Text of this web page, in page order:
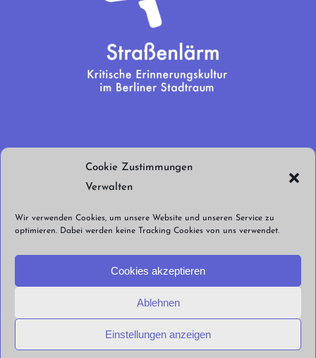
Cookie Zustimmungen
Verwalten
Wir verwenden Cookies, um unsere Website und unseren Service zu
optimieren. Dabei werden keine Tracking Cookies von uns verwendet.
Cookies akzeptieren
Ablehnen
Einstellungen anzeigen
euren Support!
Jetzt spenden!